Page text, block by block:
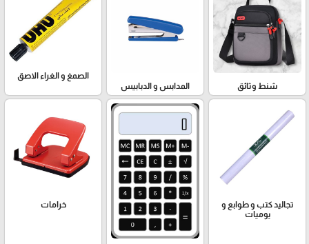
شنط وثائق المدابس و الدبابيس
الصمغ و الغراء الاصق
تجاليد كتب و طوابع و
يوميات
خرامات